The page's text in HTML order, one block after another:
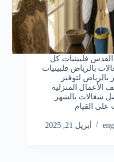
القدس فلبينيات كل
بالرياض فلبينيات
بالرياض لتوفير
الأعمال المنزلية
شغالات بالشهر
على القيام
أبريل 21, 2025